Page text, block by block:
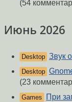
(54
Июнь 2026
Desktop Звук
Desktop
(23
Games
При